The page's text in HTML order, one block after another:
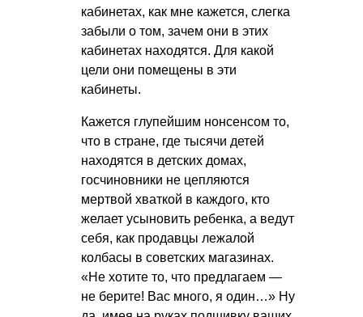
кабинетах, как мне кажется, слегка
забыли о том, зачем они в этих
кабинетах находятся. Для какой
цели они помещены в эти
кабинеты.
Кажется глупейшим нонсенсом то,
что в стране, где тысячи детей
находятся в детских домах,
госчиновники не цепляются
мертвой хваткой в каждого, кто
желает усыновить ребенка, а ведут
себя, как продавцы лежалой
колбасы в советских магазинах.
«Не хотите то, что предлагаем —
не берите! Вас много, я один…» Ну